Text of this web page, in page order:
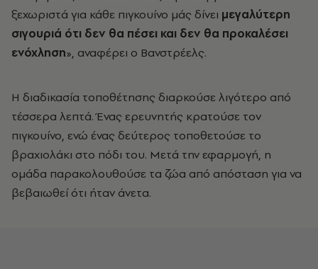
ξεχωριστά για κάθε πιγκουίνο μάς δίνει μεγαλύτερη
σιγουριά ότι δεν θα πέσει και δεν θα προκαλέσει
ενόχληση», αναφέρει ο Βανστρέελς.
Η διαδικασία τοποθέτησης διαρκούσε λιγότερο από
τέσσερα λεπτά. Ένας ερευνητής κρατούσε τον
πιγκουίνο, ενώ ένας δεύτερος τοποθετούσε το
βραχιολάκι στο πόδι του. Μετά την εφαρμογή, η
ομάδα παρακολουθούσε τα ζώα από απόσταση για να
βεβαιωθεί ότι ήταν άνετα.